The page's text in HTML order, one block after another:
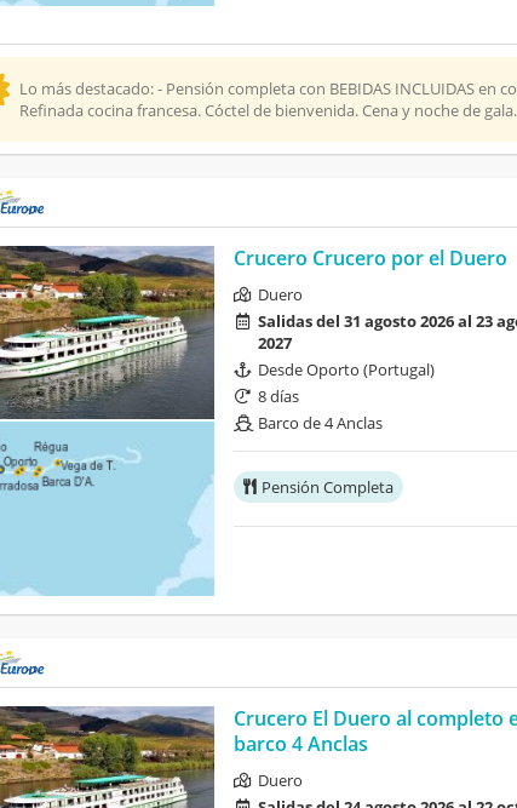
Lo más destacado: - Pensión completa con BEBIDAS INCLUIDAS en
Refinada cocina francesa. Cóctel de bienvenida. Cena y noche de
Crucero Crucero por el Duero
Duero
Salidas del 31 agosto 2026 al 23
2027
Desde Oporto (Portugal)
8 días
Barco de 4 Anclas
Pensión Completa
Crucero El Duero al completo
barco 4 Anclas
Duero